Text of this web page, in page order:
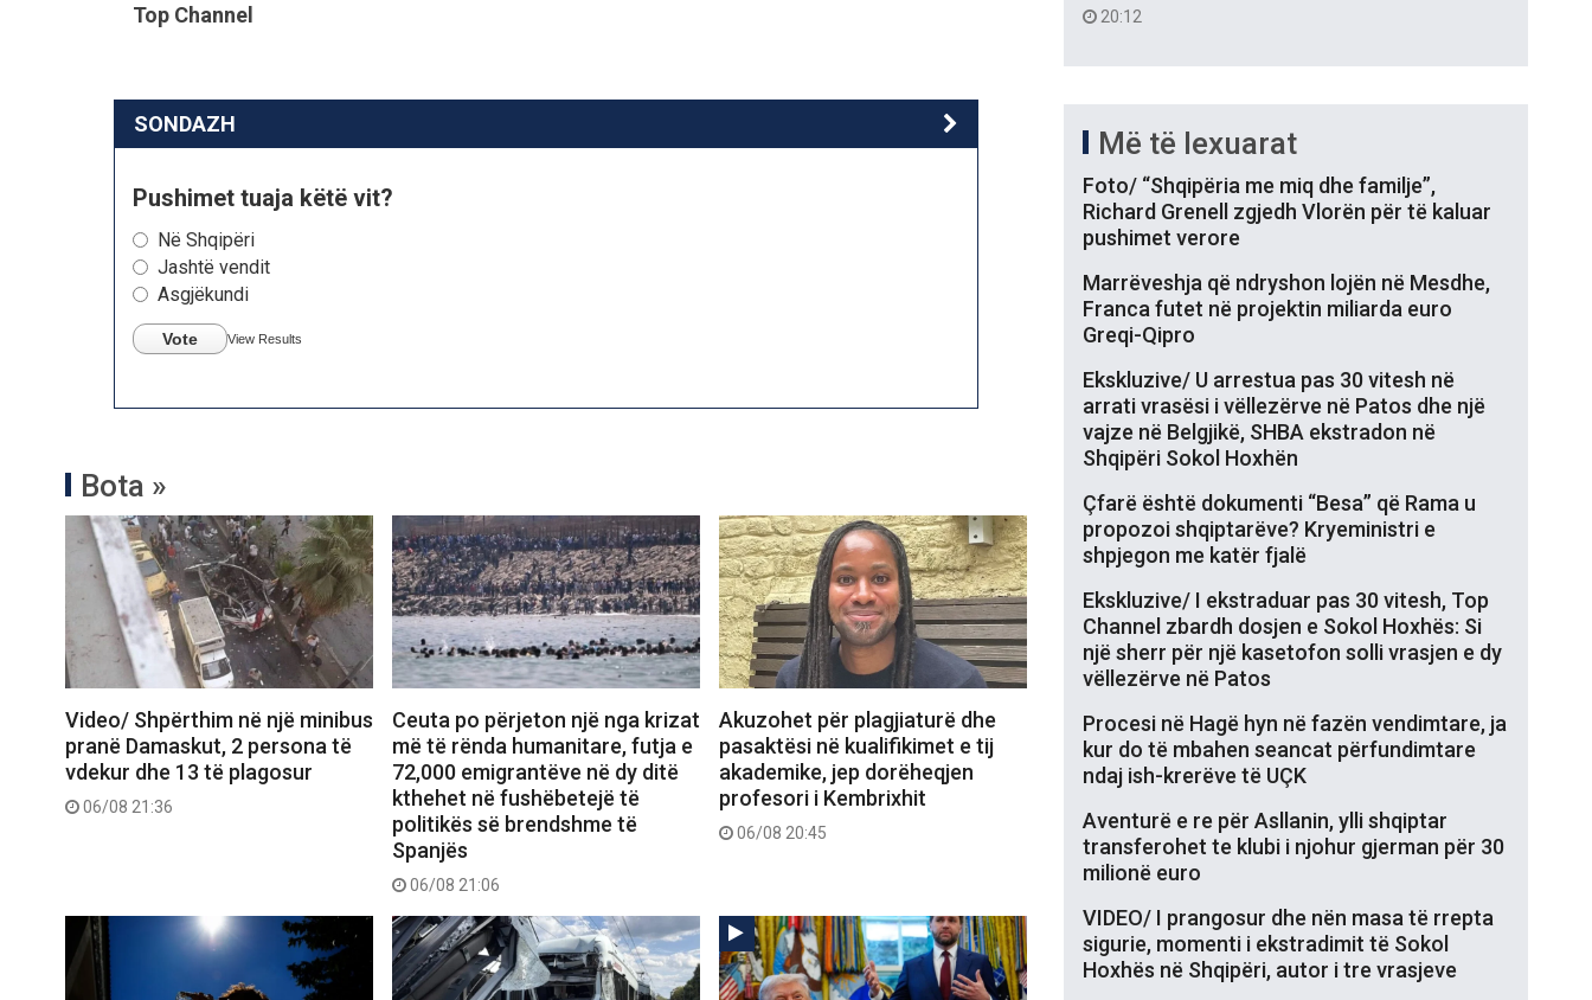
Top Channel
SONDAZH
Pushimet tuaja këtë vit?
Në Shqipëri
Jashtë vendit
Asgjëkundi
Vote View Results
Bota »
Video/ Shpërthim në një minibus
pranë Damaskut, 2 persona të
vdekur dhe 13 të plagosur
06/08 21:36
Ceuta po përjeton një nga krizat
më të rënda humanitare, futja e
72,000 emigrantëve në dy ditë
kthehet në fushëbetejë të
politikës së brendshme të
Spanjës
06/08 21:06
Akuzohet për plagjiaturë dhe
pasaktësi në kualifikimet e tij
akademike, jep dorëheqjen
profesori i Kembrixhit
06/08 20:45
20:12
Më të lexuarat
Foto/ “Shqipëria me miq dhe familje”,
Richard Grenell zgjedh Vlorën për të kaluar
pushimet verore
Marrëveshja që ndryshon lojën në Mesdhe,
Franca futet në projektin miliarda euro
Greqi-Qipro
Ekskluzive/ U arrestua pas 30 vitesh në
arrati vrasësi i vëllezërve në Patos dhe një
vajze në Belgjikë, SHBA ekstradon në
Shqipëri Sokol Hoxhën
Çfarë është dokumenti “Besa” që Rama u
propozoi shqiptarëve? Kryeministri e
shpjegon me katër fjalë
Ekskluzive/ I ekstraduar pas 30 vitesh, Top
Channel zbardh dosjen e Sokol Hoxhës: Si
një sherr për një kasetofon solli vrasjen e dy
vëllezërve në Patos
Procesi në Hagë hyn në fazën vendimtare, ja
kur do të mbahen seancat përfundimtare
ndaj ish-krerëve të UÇK
Aventurë e re për Asllanin, ylli shqiptar
transferohet te klubi i njohur gjerman për 30
milionë euro
VIDEO/ I prangosur dhe nën masa të rrepta
sigurie, momenti i ekstradimit të Sokol
Hoxhës në Shqipëri, autor i tre vrasjeve